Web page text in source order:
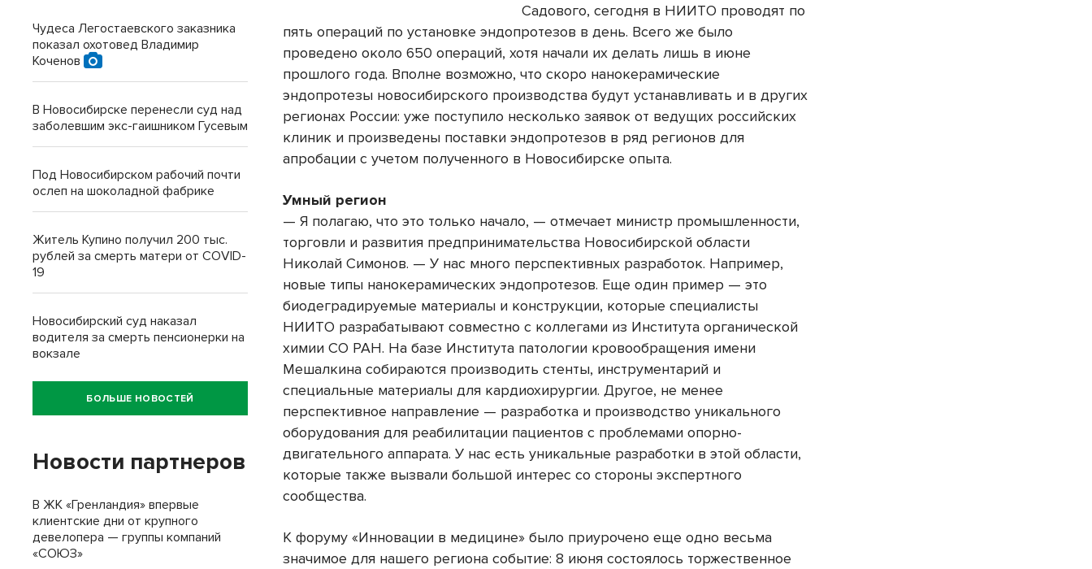
Садового, сегодня в НИИТО проводят по
пять операций по установке эндопротезов в день. Всего же было
проведено около 650 операций, хотя начали их делать лишь в июне
прошлого года. Вполне возможно, что скоро нанокерамические
эндопротезы новосибирского производства будут устанавливать и в других
регионах России: уже поступило несколько заявок от ведущих российских
клиник и произведены поставки эндопротезов в ряд регионов для
апробации с учетом полученного в Новосибирске опыта.
Умный регион
— Я полагаю, что это только начало, — отмечает министр промышленности,
торговли и развития предпринимательства Новосибирской области
Николай Симонов. — У нас много перспективных разработок. Например,
новые типы нанокерамических эндопротезов. Еще один пример — это
биодеградируемые материалы и конструкции, которые специалисты
НИИТО разрабатывают совместно с коллегами из Института органической
химии СО РАН. На базе Института патологии кровообращения имени
Мешалкина собираются производить стенты, инструментарий и
специальные материалы для кардиохирургии. Другое, не менее
перспективное направление — разработка и производство уникального
оборудования для реабилитации пациентов с проблемами опорно-
двигательного аппарата. У нас есть уникальные разработки в этой области,
которые также вызвали большой интерес со стороны экспертного
сообщества.
К форуму «Инновации в медицине» было приурочено еще одно весьма
значимое для нашего региона событие: 8 июня состоялось торжественное
Чудеса Легостаевского заказника
показал охотовед Владимир
Коченов
В Новосибирске перенесли суд над
заболевшим экс-гаишником Гусевым
Под Новосибирском рабочий почти
ослеп на шоколадной фабрике
Житель Купино получил 200 тыс.
рублей за смерть матери от COVID-
19
Новосибирский суд наказал
водителя за смерть пенсионерки на
вокзале
БОЛЬШЕ НОВОСТЕЙ
Новости партнеров
В ЖК «Гренландия» впервые
клиентские дни от крупного
девелопера — группы компаний
«СОЮЗ»